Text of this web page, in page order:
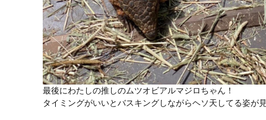
最後にわたしの推しのムツオビアルマジロちゃん！
タイミングがいいとバスキングしながらヘソ天してる姿が